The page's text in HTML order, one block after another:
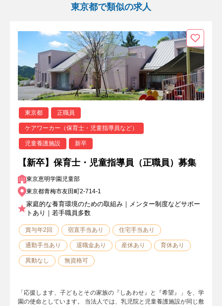
東京都で類似の求人
東京都 正職員
ケアワーカー（保育士・児童指導員など）
児童養護施設 新卒
【新卒】保育士・児童指導員（正職員）募集
東京恵明学園児童部
東京都青梅市友田町2-714-1
家庭的な養育環境のための取組み｜メンター制度などサポー
トあり｜若手職員多数
賞与年2回 宿直手当あり 住宅手当あり
通勤手当あり 退職金あり 産休あり 育休あり
異動なし 無資格可
「応援します、子どもとその家族の『しあわせ』と『希望』」を、学
園の使命としています。 当法人では、乳児院と児童養護施設が同じ敷